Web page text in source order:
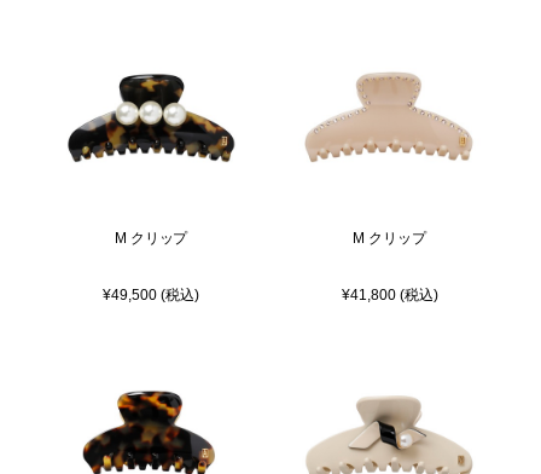
M クリップ
¥49,500 (税込)
M クリップ
¥41,800 (税込)